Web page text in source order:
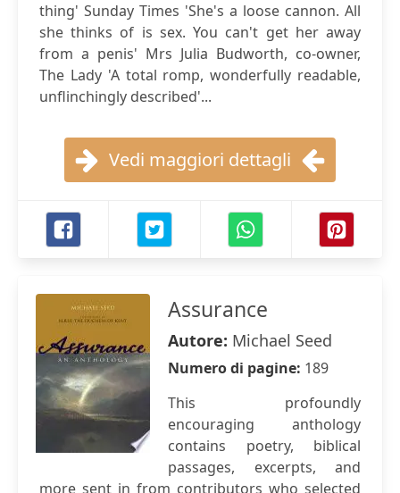
thing' Sunday Times 'She's a loose cannon. All
she thinks of is sex. You can't get her away
from a penis' Mrs Julia Budworth, co-owner,
The Lady 'A total romp, wonderfully readable,
unflinchingly described'...
Vedi maggiori dettagli
Assurance
Autore: Michael Seed
Numero di pagine: 189
This profoundly
encouraging anthology
contains poetry, biblical
passages, excerpts, and
more sent in from contributors who selected